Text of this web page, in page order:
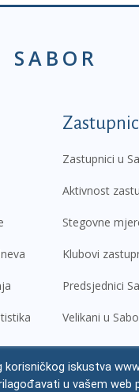
SABOR
Zastupnici u
Aktivnost
Stegovne
Klubovi
Predsjednici
Velikani u
korisničkog iskustva
u vašem web